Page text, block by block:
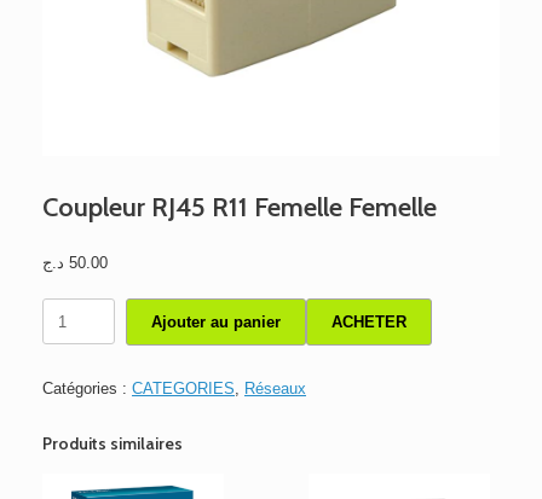
Coupleur RJ45 R11 Femelle Femelle
50.00 د.ج
R11
Femelle
Ajouter au panier ACHETER
Catégories : CATEGORIES Réseaux
Produits similaires